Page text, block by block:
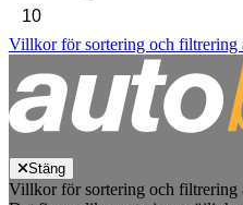
Villkor för sortering och filtrering
Stäng
Villkor för sortering och filtrering